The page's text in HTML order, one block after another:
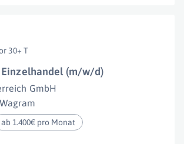
30+ T
(m/w/d)
GmbH
ab 1.400€ pro Monat